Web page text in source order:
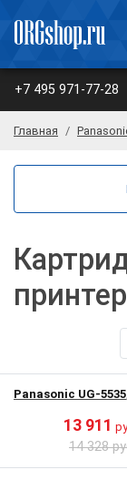
+7 495 971-77-28
Главная
Panasonic UG-5535
13 911
14 328